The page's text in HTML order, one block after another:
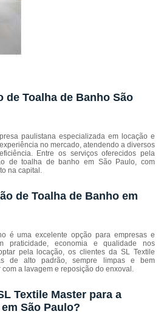
de Toalha de Banho São
paulistana especializada em locação e
no mercado, atendendo a diversos
Entre os serviços oferecidos pela
de toalha de banho em São Paulo, com
na capital.
de Toalha de Banho em
é uma excelente opção para empresas e
praticidade, economia e qualidade nos
pela locação, os clientes da SL Textile
de alto padrão, sempre limpas e bem
a lavagem e reposição do enxoval.
Textile Master para a
São Paulo?